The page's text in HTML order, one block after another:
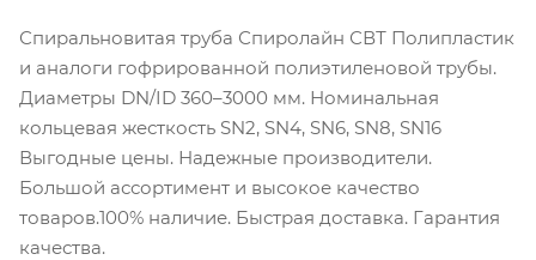
Спиральновитая труба Спиролайн СВТ Полипластик
и аналоги гофрированной полиэтиленовой трубы.
Диаметры DN/ID 360–3000 мм. Номинальная
кольцевая жесткость SN2, SN4, SN6, SN8, SN16
Выгодные цены. Надежные производители.
Большой ассортимент и высокое качество
товаров.100% наличие. Быстрая доставка. Гарантия
качества.